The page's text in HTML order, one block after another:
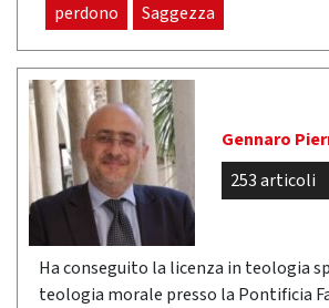
perdono Saggezza
Gennaro
253 articoli
Ha conseguito la licenza in teologia
teologia morale presso la Pontificia